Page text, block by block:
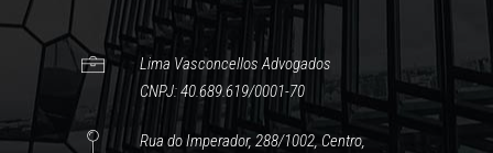
Lima Vasconcellos Advogados
CNPJ: 40.689.619/0001-70
Rua do Imperador, 288/1002, Centro,